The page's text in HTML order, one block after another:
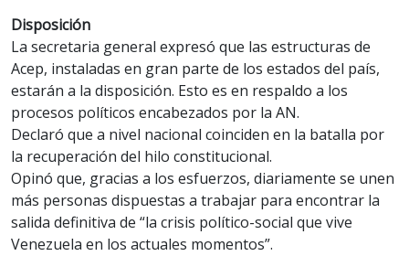
Disposición
La secretaria general expresó que las estructuras de
Acep, instaladas en gran parte de los estados del país,
estarán a la disposición. Esto es en respaldo a los
procesos políticos encabezados por la AN.
Declaró que a nivel nacional coinciden en la batalla por
la recuperación del hilo constitucional.
Opinó que, gracias a los esfuerzos, diariamente se unen
más personas dispuestas a trabajar para encontrar la
salida definitiva de “la crisis político-social que vive
Venezuela en los actuales momentos”.